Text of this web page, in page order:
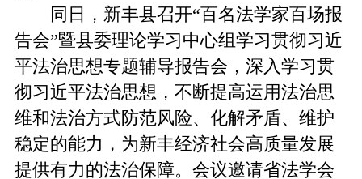
同日，新丰县召开“百名法学家百场报
告会”暨县委理论学习中心组学习贯彻习近
平法治思想专题辅导报告会，深入学习贯
彻习近平法治思想，不断提高运用法治思
维和法治方式防范风险、化解矛盾、维护
稳定的能力，为新丰经济社会高质量发展
提供有力的法治保障。会议邀请省法学会